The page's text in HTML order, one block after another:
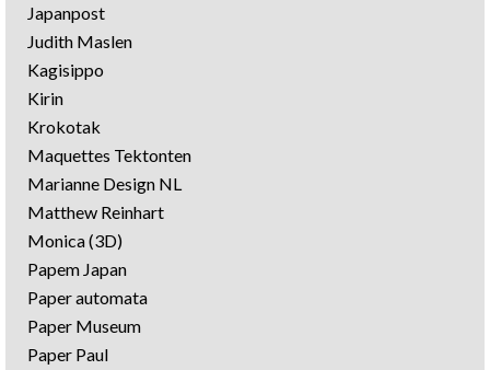
Japanpost
Judith Maslen
Kagisippo
Kirin
Krokotak
Maquettes Tektonten
Marianne Design NL
Matthew Reinhart
Monica (3D)
Papem Japan
Paper automata
Paper Museum
Paper Paul